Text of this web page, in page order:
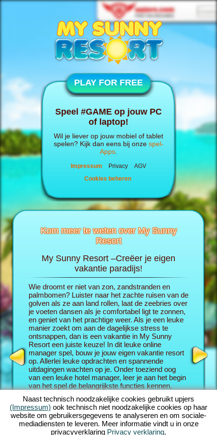
PLAY FOR FREE
Speel #GAME op jouw PC
of laptop!
Wil je liever op jouw mobiel of tablet
spelen? Kijk dan eens bij onze spel-
Apps
Impressum Privacy
AGV
Cookies beheren
Kom meer te weten over My Sunny
Resort
My Sunny Resort –Creëer je eigen
vakantie paradijs!
Wie droomt er niet van zon, zandstranden en
palmbomen? Luister naar het zachte ruisen van de
golven als ze aan land rollen, laat de zeebries over
je voeten dansen als je comfortabel ligt te zonnen,
en geniet van het prachtige weer. Als je een leuke
manier zoekt om aan de dagelijkse stress te
ontsnappen, dan is een vakantie in My Sunny
Resort een juiste keuze! In dit leuke online
manager spel, bouw je jouw eigen vakantie resort
op. Allerlei leuke opdrachten en spannende
uitdagingen wachten op je. Onder toeziend oog
van een leuke hotel manager, leer je aan het begin
van het spel de belangrijkste functies kennen.
Bouw je unieke badplaats. Natuurlijk, heb je een
aantal ambitieuze doelen: Je doel in dit online
manager avontuur is om zo goed mogelijk voor je
gasten te zorgen en uit te groeien tot een
In de
de
eigen
gasten
Hoe
een
Resort,
het
ook
Naast technisch noodzakelijke cookies gebruikt upjers
(Impressum) ook technisch niet noodzakelijke cookies op haar
website om gebruikersgegevens te analyseren en om sociale-
mediadiensten te leveren. Meer informatie vindt u in onze
privacyverklaring Privacy verklaring.